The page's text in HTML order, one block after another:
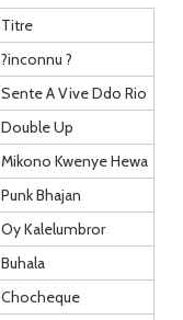
Titre
?inconnu ?
Sente A Vive Ddo Rio
Double Up
Mikono Kwenye Hewa
Punk Bhajan
Oy Kalelumbror
Buhala
Chocheque